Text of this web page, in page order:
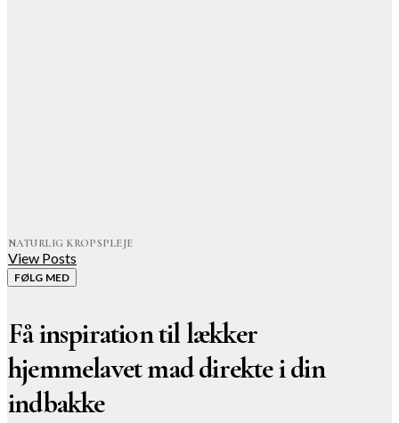
NATURLIG KROPSPLEJE
View Posts
FØLG MED
Få inspiration til lækker
hjemmelavet mad direkte i din
indbakke